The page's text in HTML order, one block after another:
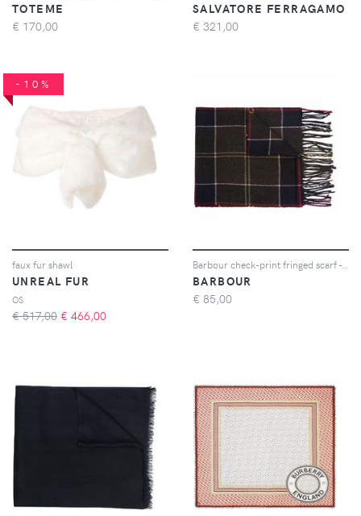
TOTEME
€ 170,00
SALVATORE FERRAGAMO
€ 321,00
-10%
faux fur shawl
UNREAL FUR
OS
€ 517,00 € 466,00
BARBOUR
€ 85,00